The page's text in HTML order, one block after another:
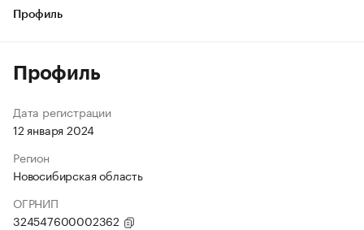
Профиль
Профиль
Дата регистрации
12 января 2024
Регион
Новосибирская область
ОГРНИП
324547600002362